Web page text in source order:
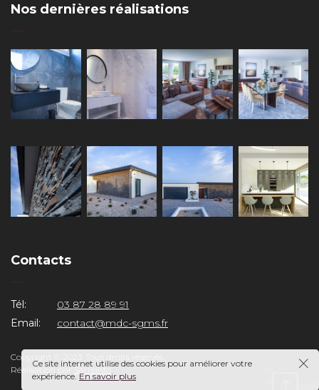
Nos dernières réalisations
Contacts
Tél:
03 87 28 89 91
Email:
contact@mdc-sgms.fr
Copyright © 2023. Tous droits réservés.
Réalisation parSarreinfo
Ce site internet utilise des cookies pour améliorer votre
expérience. En savoir plus